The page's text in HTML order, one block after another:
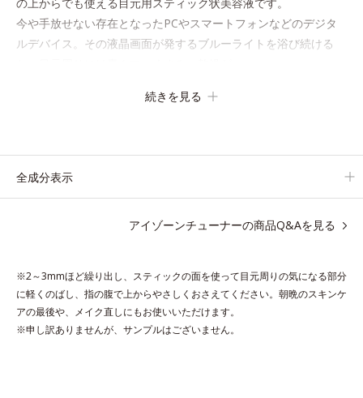
今や手放せない存在となったPCやスマートフォンなどのデジタ
ルデバイス。その液晶画面が発するブルーライトを浴び続ける
(*4)・くすみケア・ハイライト効果と、1本で3つの機能を兼ね備
さらにワイルドタイムエキス(*5)が肌のキメを整え、ブライトニ
い、透明感のある目元へ整えます。
ライト効果も。お疲れ目元がスッキリします。
スキンケアにもメイク直しにも使える、デジタルデバイスが手放
せない私たちにぴったりのアイテムです。
続きを見る
全成分表示
アイゾーンチューナーの商品Q&Aを見る
※2～3mmほど繰り出し、スティックの面を使って目元周りの気になる部分
に軽くのばし、指の腹で上からやさしくおさえてください。朝晩のスキンケ
アの最後や、メイク直しにもお使いいただけます。
※申し訳ありませんが、サンプルはございません。